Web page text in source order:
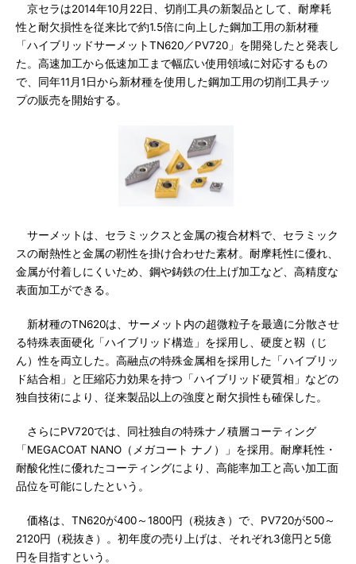
京セラは2014年10月22日、切削工具の新製品として、耐摩耗
性と耐欠損性を従来比で約1.5倍に向上した鋼加工用の新材種
「ハイブリッドサーメットTN620／PV720」を開発したと発表し
た。高速加工から低速加工まで幅広い使用領域に対応するもの
で、同年11月1日から新材種を使用した鋼加工用の切削工具チッ
プの販売を開始する。
サーメットは、セラミックスと金属の複合材料で、セラミック
スの耐熱性と金属の靭性を掛け合わせた素材。耐摩耗性に優れ、
金属が付着しにくいため、鋼や鋳鉄の仕上げ加工など、高精度な
表面加工ができる。
新材種のTN620は、サーメット内の超微粒子を最適に分散させ
る特殊表面硬化「ハイブリッド構造」を採用し、硬度と靱（じ
ん）性を両立した。高融点の特殊金属相を採用した「ハイブリッ
ド結合相」と圧縮応力効果を持つ「ハイブリッド硬質相」などの
独自技術により、従来製品以上の強度と耐欠損性も確保した。
さらにPV720では、同社独自の特殊ナノ積層コーティング
「MEGACOAT NANO（メガコート ナノ）」を採用。耐摩耗性・
耐酸化性に優れたコーティングにより、高能率加工と高い加工面
品位を可能にしたという。
価格は、TN620が400～1800円（税抜き）で、PV720が500～
2120円（税抜き）。初年度の売り上げは、それぞれ3億円と5億
円を目指すという。